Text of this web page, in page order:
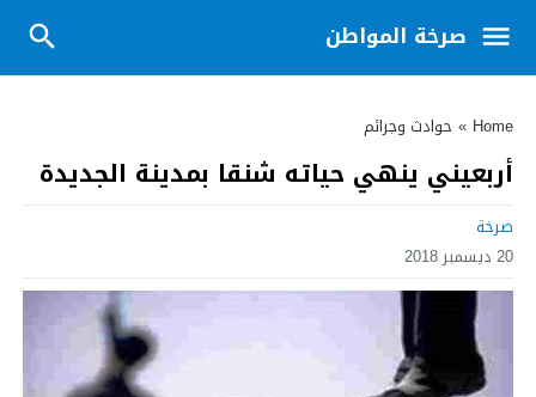
صرخة المواطن
Home
» حوادث وجرائم
أربعيني ينهي حياته شنقا بمدينة الجديدة
صرخة
20 ديسمبر 2018